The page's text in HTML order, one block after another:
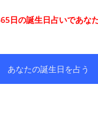
日の誕生日占いであな
あなたの誕生日を占う